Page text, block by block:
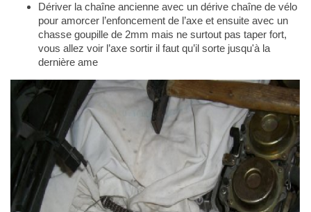
Dériver la chaîne ancienne avec un dérive chaîne de vélo
pour amorcer l’enfoncement de l’axe et ensuite avec un
chasse goupille de 2mm mais ne surtout pas taper fort,
vous allez voir l’axe sortir il faut qu’il sorte jusqu'à la
dernière ame